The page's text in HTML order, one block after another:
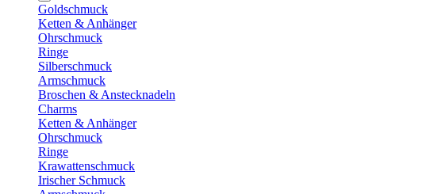
Goldschmuck
Ketten & Anhänger
Ohrschmuck
Ringe
Silberschmuck
Armschmuck
Broschen & Anstecknadeln
Charms
Ketten & Anhänger
Ohrschmuck
Ringe
Krawattenschmuck
Irischer Schmuck